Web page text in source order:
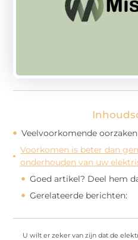
Veelvoorkomende
Voorkomen is beter dan
onderhouden van uw
Goed artikel? Deel hem
Gerelateerde berichten:
U wilt er zeker van zijn dat de